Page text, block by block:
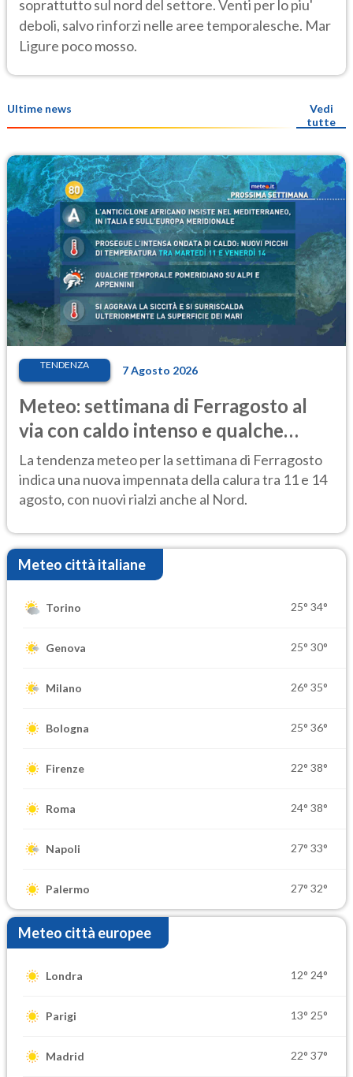
soprattutto sul nord del settore. Venti per lo piu'
deboli, salvo rinforzi nelle aree temporalesche. Mar
Ligure poco mosso.
Ultime news
Vedi
tutte
TENDENZA 7 Agosto 2026
Meteo: settimana di Ferragosto al
via con caldo intenso e qualche
temporale
La tendenza meteo per la settimana di Ferragosto
indica una nuova impennata della calura tra 11 e 14
agosto, con nuovi rialzi anche al Nord.
Meteo città italiane
Torino 25° 34°
Genova 25° 30°
Milano 26° 35°
Bologna 25° 36°
Firenze 22° 38°
Roma 24° 38°
Napoli 27° 33°
Palermo 27° 32°
Meteo città europee
Londra 12° 24°
Parigi 13° 25°
Madrid 22° 37°